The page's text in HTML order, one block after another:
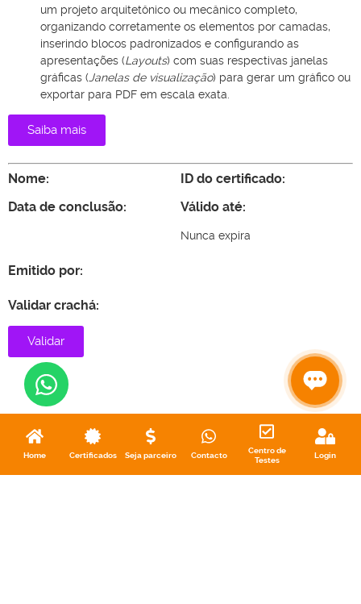
um projeto arquitetônico ou mecânico completo,
organizando corretamente os elementos por camadas,
inserindo blocos padronizados e configurando as
apresentações (Layouts) com suas respectivas janelas
gráficas ( Janelas de visualização) para gerar um gráfico ou
exportar para PDF em escala exata.
Saiba mais
Nome:
Data de conclusão:
ID do certificado:
Válido até:
Nunca expira
Emitido por:
Validar crachá:
Validar
Home Certificados Seja parceiro Contacto
Centro de
Testes
Login